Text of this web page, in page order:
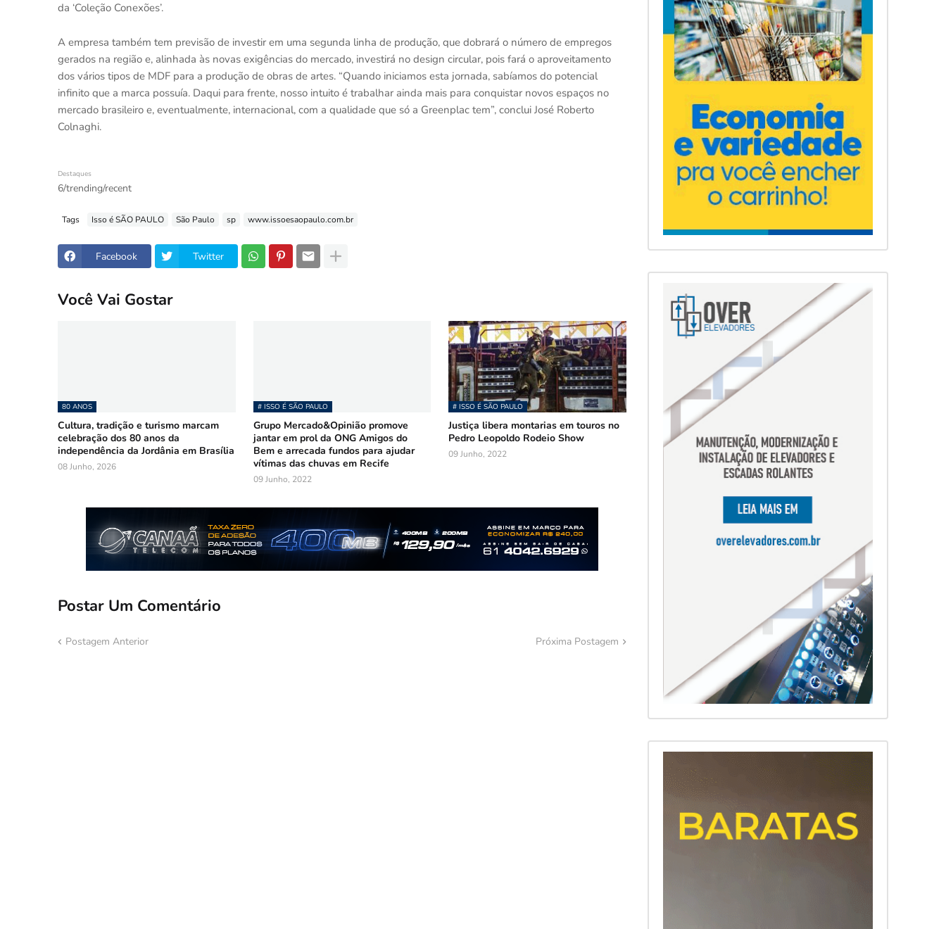
da ‘Coleção Conexões’.
A empresa também tem previsão de investir em uma segunda linha de produção, que dobrará o número de empregos
gerados na região e, alinhada às novas exigências do mercado, investirá no design circular, pois fará o aproveitamento
dos vários tipos de MDF para a produção de obras de artes. “Quando iniciamos esta jornada, sabíamos do potencial
infinito que a marca possuía. Daqui para frente, nosso intuito é trabalhar ainda mais para conquistar novos espaços no
mercado brasileiro e, eventualmente, internacional, com a qualidade que só a Greenplac tem”, conclui José Roberto
Colnaghi.
Destaques
6/trending/recent
Tags Isso é SÃO PAULO São Paulo sp www.issoesaopaulo.com.br
Facebook Twitter
Você Vai Gostar
80 ANOS
Cultura, tradição e turismo marcam
celebração dos 80 anos da
independência da Jordânia em Brasília
08 Junho, 2026
# ISSO É SÃO PAULO
Grupo Mercado&Opinião promove
jantar em prol da ONG Amigos do
Bem e arrecada fundos para ajudar
vítimas das chuvas em Recife
09 Junho, 2022
# ISSO É SÃO PAULO
Justiça libera montarias em touros no
Pedro Leopoldo Rodeio Show
09 Junho, 2022
Postar Um Comentário
Postagem Anterior Próxima Postagem